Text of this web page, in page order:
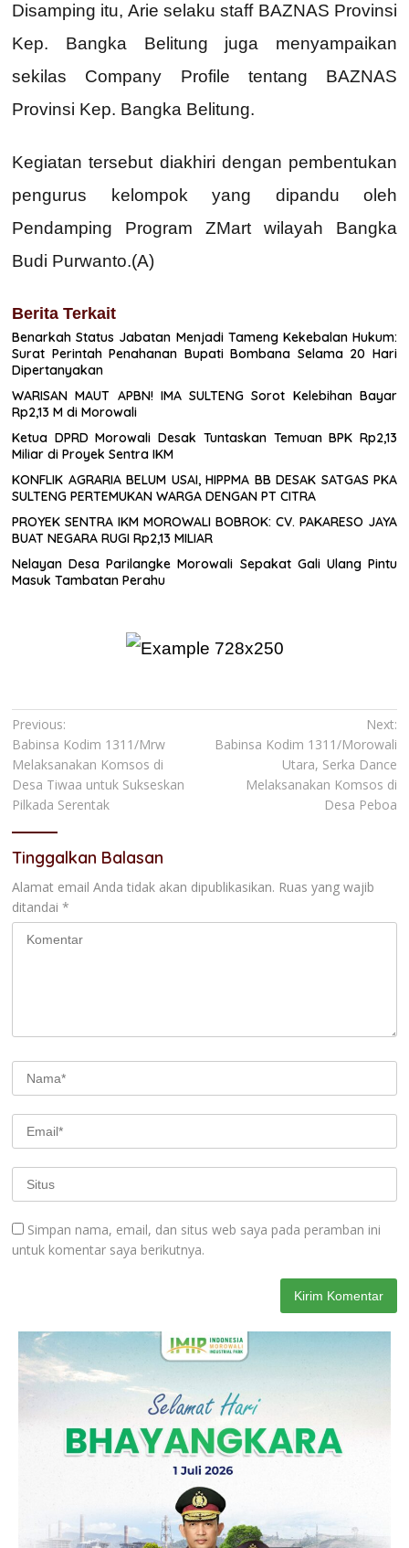
Disamping itu, Arie selaku staff BAZNAS Provinsi
Kep. Bangka Belitung juga menyampaikan
sekilas Company Profile tentang BAZNAS
Provinsi Kep. Bangka Belitung.
Kegiatan tersebut diakhiri dengan pembentukan
pengurus kelompok yang dipandu oleh
Pendamping Program ZMart wilayah Bangka
Budi Purwanto.(A)
Berita Terkait
Benarkah Status Jabatan Menjadi Tameng Kekebalan Hukum:
Surat Perintah Penahanan Bupati Bombana Selama 20 Hari
Dipertanyakan
WARISAN MAUT APBN! IMA SULTENG Sorot Kelebihan Bayar
Rp2,13 M di Morowali
Ketua DPRD Morowali Desak Tuntaskan Temuan BPK Rp2,13
Miliar di Proyek Sentra IKM
KONFLIK AGRARIA BELUM USAI, HIPPMA BB DESAK SATGAS PKA
SULTENG PERTEMUKAN WARGA DENGAN PT CITRA
PROYEK SENTRA IKM MOROWALI BOBROK: CV. PAKARESO JAYA
BUAT NEGARA RUGI Rp2,13 MILIAR
Nelayan Desa Parilangke Morowali Sepakat Gali Ulang Pintu
Masuk Tambatan Perahu
Navigasi
pos
Previous:
Babinsa Kodim 1311/Mrw
Melaksanakan Komsos di
Desa Tiwaa untuk Sukseskan
Pilkada Serentak
Next:
Babinsa Kodim 1311/Morowali
Utara, Serka Dance
Melaksanakan Komsos di
Desa Peboa
Tinggalkan Balasan
Alamat email Anda tidak akan dipublikasikan. Ruas yang wajib
ditandai *
Simpan nama, email, dan situs web saya pada peramban ini
untuk komentar saya berikutnya.